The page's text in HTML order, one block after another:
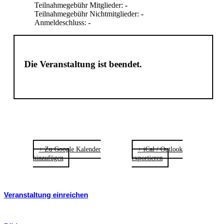
Teilnahmegebühr Mitglieder: -
Teilnahmegebühr Nichtmitglieder: -
Anmeldeschluss: -
Die Veranstaltung ist beendet.
+ Zu Google Kalender
hinzufügen
+ iCal / Outlook
exportieren
Veranstaltung einreichen